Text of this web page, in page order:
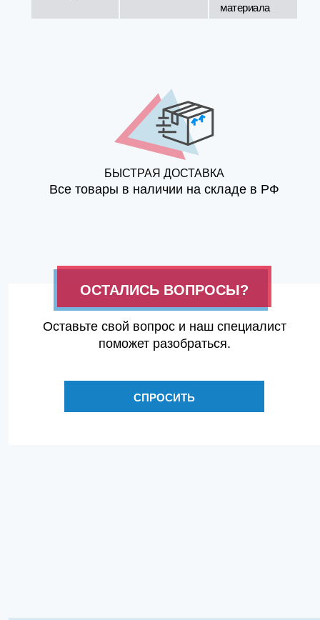
материала
БЫСТРАЯ ДОСТАВКА
Все товары в наличии на складе в РФ
ОСТАЛИСЬ ВОПРОСЫ?
Оставьте свой вопрос и наш специалист
поможет разобраться.
СПРОСИТЬ